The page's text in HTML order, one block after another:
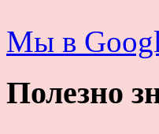
Мы в
Полезно